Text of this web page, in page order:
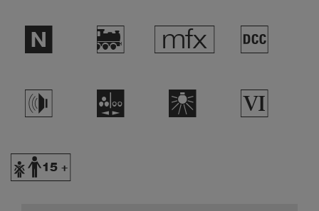
$ ) e §
h N k 8
Y